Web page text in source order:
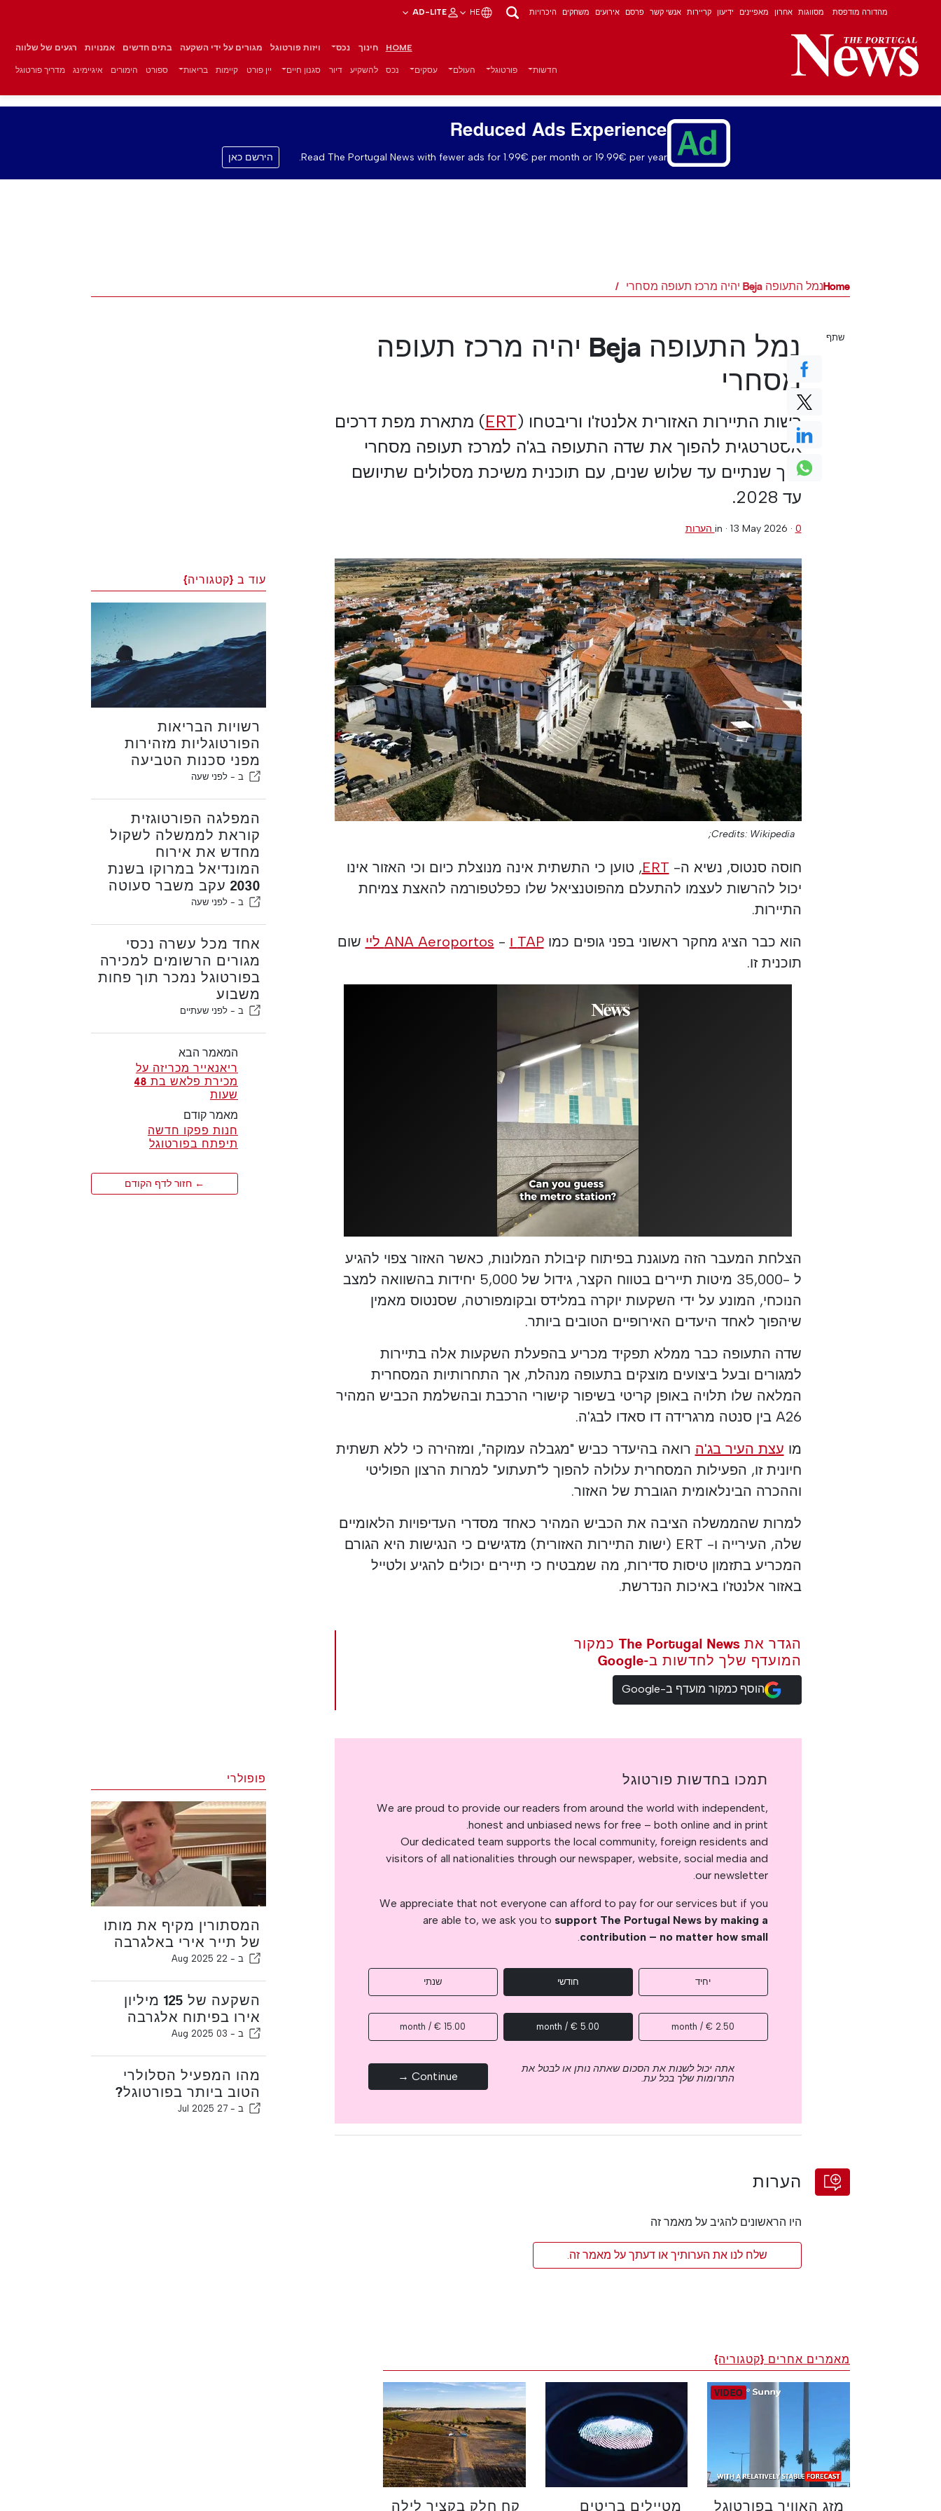
מהדורה מודפסת מסווגות אחרון מאפיינים ידיעון קריירות אנשי קשר פרסם אירועים משחקים היכרויות HE
AD-LITE
HOME חינוך נכס ויזות פורטוגל מגורים על ידי השקעה בתים חדשים אמנויות רגעים של שלווה
חדשות פורטוגל העולם עסקים נכס להשקיע דיור סגנון חיים יין פורט קיימות בריאות ספורט הימורים איגיימינג מדריך פורטוגל
Reduced Ads Experience
Read The Portugal News with fewer ads for 1.99€ per month or 19.99€ per year. הירשם כאן
Homeנמל התעופה Beja יהיה מרכז תעופה מסחרי
נמל התעופה Beja יהיה מרכז תעופה
מסחרי
רשות התיירות האזורית אלנטז'ו וריבטחו (ERT) מתארת מפת דרכים
אסטרטגית להפוך את שדה התעופה בג'ה למרכז תעופה מסחרי
תוך שנתיים עד שלוש שנים, עם תוכנית משיכת מסלולים שתיושם
עד 2028.
in · 13 May 2026 · 0 הערות
Credits: Wikipedia;
חוסה סנטוס, נשיא ה- ERT, טוען כי התשתית אינה מנוצלת כיום וכי האזור אינו
יכול להרשות לעצמו להתעלם מהפוטנציאל שלו כפלטפורמה להאצת צמיחת
התיירות.
הוא כבר הציג מחקר ראשוני בפני גופים כמוTAP ו - ANA Aeroportos ליי
שום
תוכנית זו.
הצלחת המעבר הזה מעוגנת בפיתוח קיבולת המלונות, כאשר האזור צפוי להגיע
ל -35,000 מיטות תיירים בטווח הקצר, גידול של 5,000 יחידות בהשוואה למצב
הנוכחי, המונע על ידי השקעות יוקרה במלידס ובקומפורטה, שסנטוס מאמין
שיהפוך לאחד היעדים האירופיים הטובים ביותר.
שדה התעופה כבר ממלא תפקיד מכריע בהפעלת השקעות אלה בתיירות
למגורים ובעל ביצועים מוצקים בתעופה מנהלת, אך התחרותיות המסחרית
המלאה שלו תלויה באופן קריטי בשיפור קישורי הרכבת ובהשלמת הכביש המהיר
A26 בין סנטה מרגרידה דו סאדו לבג'ה.
מו עצת העיר בג'ה רואה בהיעדר כביש "מגבלה עמוקה", ומזהירה כי ללא תשתית
חיונית זו, הפעילות המסחרית עלולה להפוך ל"תעתוע" למרות הרצון הפוליטי
וההכרה הבינלאומית הגוברת של האזור.
למרות שהממשלה הציבה את הכביש המהיר כאחד מסדרי העדיפויות הלאומיים
שלה, העירייה ו- ERT (ישות התיירות האזורית) מדגישים כי הנגישות היא הגורם
המכריע בתזמון טיסות סדירות, מה שמבטיח כי תיירים יכולים להגיע ולטייל
באזור אלנטז'ו באיכות הנדרשת.
הגדר את The Portugal News כמקור
המועדף שלך לחדשות ב-Google
הוסף כמקור מועדף ב-Google
שתף
עוד ב {קטגוריה}
רשויות הבריאות
הפורטוגליות מזהירות
מפני סכנות הטביעה
ב - לפני שעה
המפלגה הפורטוגזית
קוראת לממשלה לשקול
מחדש את אירוח
המונדיאל במרוקו בשנת
2030 עקב משבר סעוטה
ב - לפני שעה
אחד מכל עשרה נכסי
מגורים הרשומים למכירה
בפורטוגל נמכר תוך פחות
משבוע
ב - לפני שעתיים
המאמר הבא
ריאנאייר מכריזה על
מכירת פלאש בת 48
שעות
מאמר קודם
חנות פפקו חדשה
תיפתח בפורטוגל
← חזור לדף הקודם
תמכו בחדשות פורטוגל
We are proud to provide our readers from around the world with independent,
honest and unbiased news for free – both online and in print.
Our dedicated team supports the local community, foreign residents and
visitors of all nationalities through our newspaper, website, social media and
our newsletter.
We appreciate that not everyone can afford to pay for our services but if you
are able to, we ask you to support The Portugal News by making a
contribution – no matter how small
.
יחיד חודשי שנתי
2.50 € / month
5.00 € / month
15.00 € / month
אתה יכול לשנות את הסכום שאתה נותן או לבטל את
התרומות שלך בכל עת. Continue →
הערות
היו הראשונים להגיב על מאמר זה
שלח לנו את הערותיך או דעתך על מאמר זה.
פופולרי
המסתורין מקיף את מותו
של תייר אירי באלגרבה
ב - 22 Aug 2025
השקעה של 125 מיליון
אירו בפיתוח אלגרבה
ב - 03 Aug 2025
מהו המפעיל הסלולרי
הטוב ביותר בפורטוגל?
ב - 27 Jul 2025
מאמרים אחרים {קטגוריה}
מזג האוויר בפורטוגל מטיילים בריטים קח חלק בקציר לילה